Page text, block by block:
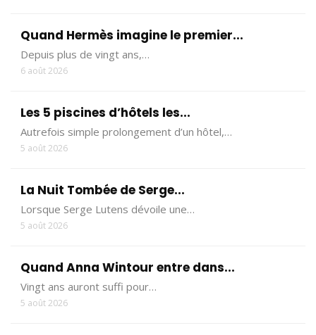
Quand Hermès imagine le premier...
Depuis plus de vingt ans,…
6 août 2026
Les 5 piscines d’hôtels les...
Autrefois simple prolongement d’un hôtel,…
5 août 2026
La Nuit Tombée de Serge...
Lorsque Serge Lutens dévoile une…
5 août 2026
Quand Anna Wintour entre dans...
Vingt ans auront suffi pour…
5 août 2026